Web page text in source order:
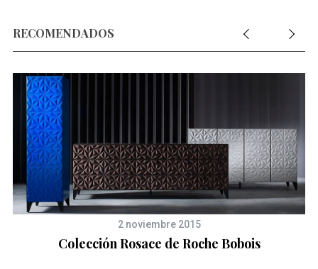
RECOMENDADOS
2 noviembre 2015
Colección Rosace de Roche Bobois